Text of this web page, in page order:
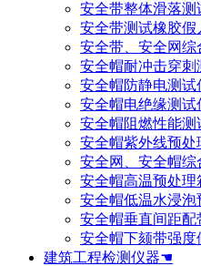
安全带整体滑落测
安全带测试橡胶假
安全带、安全网综
安全帽耐冲击穿刺
安全帽防静电测试
安全帽电绝缘测试
安全帽阻燃性能测
安全帽紫外线预处
安全网、安全帽
安全帽高温预处理
安全帽低温水浸泡
安全帽垂直间距配
安全帽下颏带强度
建筑工程检测仪器☚